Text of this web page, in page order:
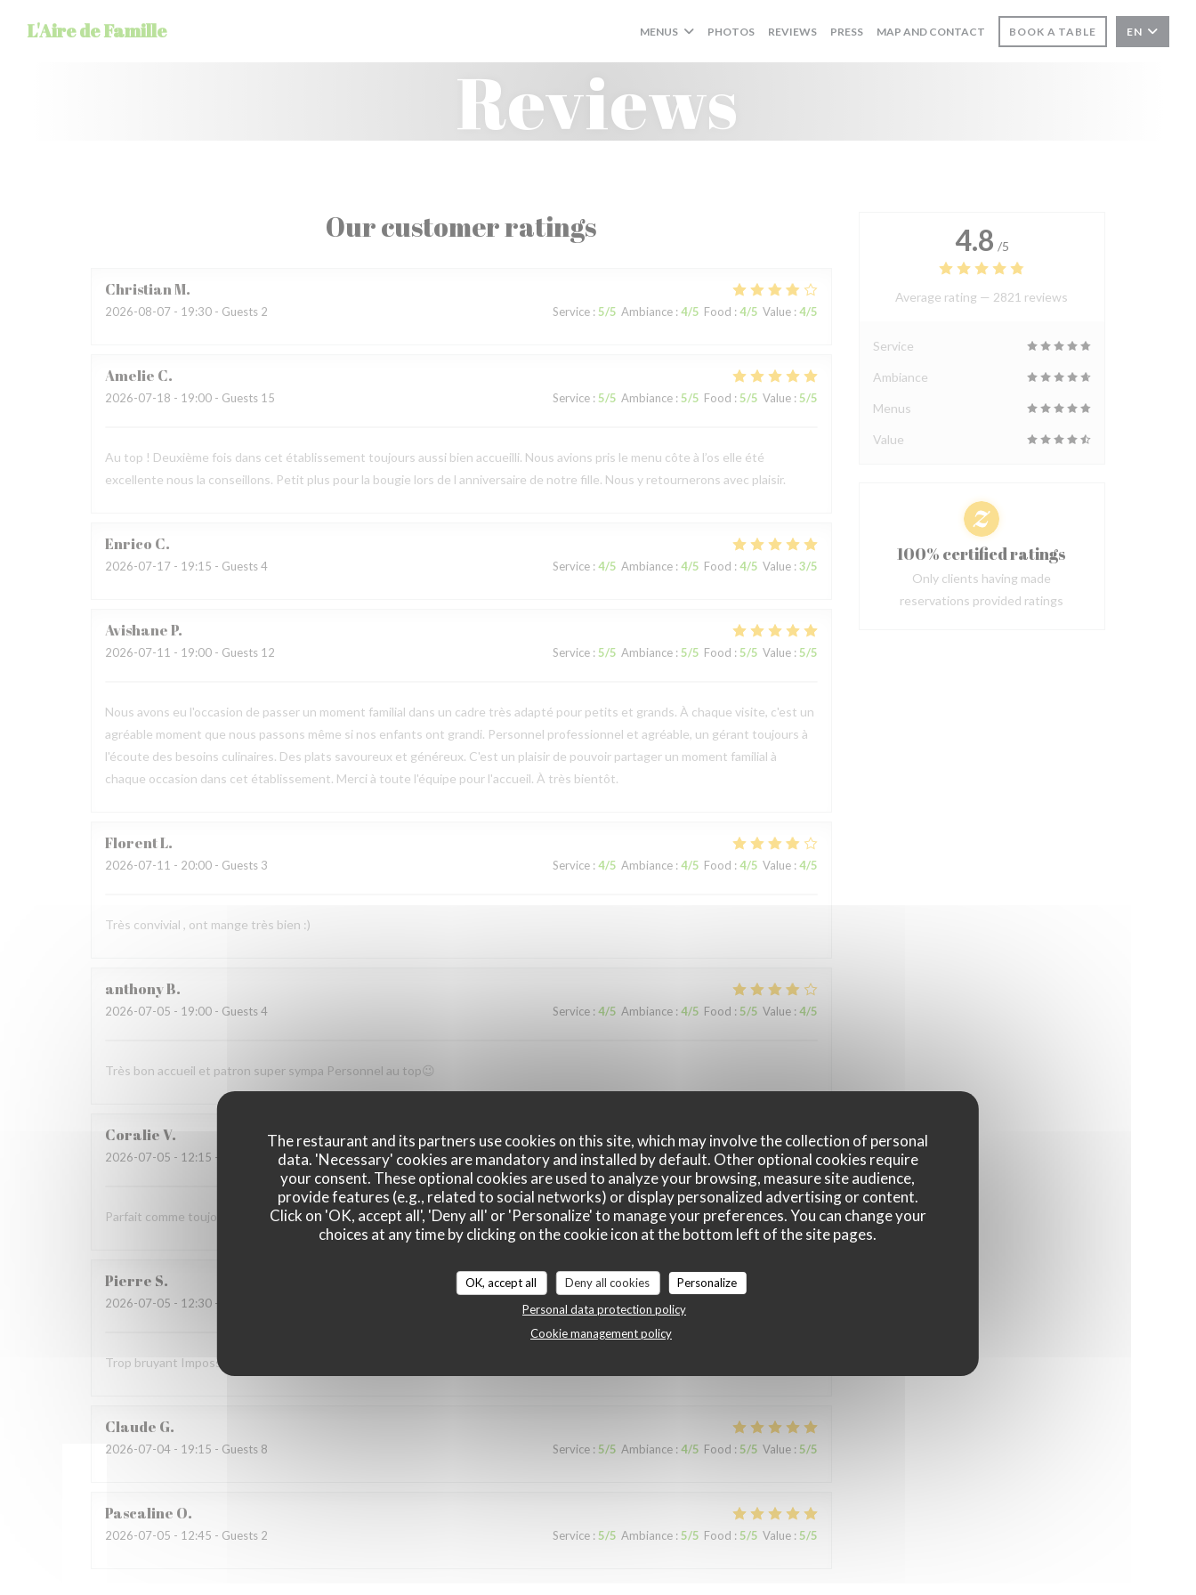
The restaurant and its partners use cookies on this site, which may involve the collection of personal
data. 'Necessary' cookies are mandatory and installed by default. Other optional cookies require
your consent. These optional cookies are used to analyze your browsing, measure site audience,
provide features (e.g., related to social networks) or display personalized advertising or content.
Click on 'OK, accept all', 'Deny all' or 'Personalize' to manage your preferences. You can change your
choices at any time by clicking on the cookie icon at the bottom left of the site pages.
OK, accept all Deny all cookies
Personalize
Personal data protection policy
Cookie management policy
L'Aire de Famille MENUS PHOTOS REVIEWS PRESS MAP AND CONTACT BOOK A TABLE EN
Reviews
Our customer ratings
ChristianM
2026-08-07 - 19:30 - Guests 2 Service: 5/5 Ambiance: 4/5 Food : 4/5 Value: 4/5
Amelie C
2026-07-18 - 19:00 - Guests 15 Service: 5/5 Ambiance: 5/5 Food : 5/5 Value: 5/5
Au top ! Deuxième fois dans cet établissement toujours aussi bien accueilli. Nous avions pris le menu côte à l’os elle été
excellente nous la conseillons. Petit plus pour la bougie lors de l anniversaire de notre fille. Nous y retournerons avec plaisir.
Enrico C
2026-07-17 - 19:15 - Guests 4 Service: 4/5 Ambiance: 4/5 Food : 4/5 Value: 3/5
AvishaneP
2026-07-11 - 19:00 - Guests 12 Service: 5/5 Ambiance: 5/5 Food : 5/5 Value: 5/5
Nous avons eu l'occasion de passer un moment familial dans un cadre très adapté pour petits et grands. À chaque visite, c'est un
agréable moment que nous passons même si nos enfants ont grandi. Personnel professionnel et agréable, un gérant toujours à
l'écoute des besoins culinaires. Des plats savoureux et généreux. C'est un plaisir de pouvoir partager un moment familial à
chaque occasion dans cet établissement. Merci à toute l'équipe pour l'accueil. À très bientôt.
FlorentL
2026-07-11 - 20:00 - Guests 3 Service: 4/5 Ambiance: 4/5 Food : 4/5 Value: 4/5
Très convivial , ont mange très bien :)
anthonyB
2026-07-05 - 19:00 - Guests 4 Service: 4/5 Ambiance: 4/5 Food : 5/5 Value: 4/5
Très bon accueil et patron super sympa Personnel au top😉
CoralieV
2026-07-05 - 12:15 - Guests 4 Service:5/5 Ambiance:5/5 Food:5/5 Value:5/5
Parfait comme toujours !
Pierre S
2026-07-05 - 12:30 - Guests 9 Service Ambiance:
Trop bruyant Impossible de parler Salade Caesar avec du poulet chaud …
Claude G
2026-07-04 - 19:15 - Guests 8 Service: 5/5 Ambiance: 4/5 Food : 5/5 Value: 5/5
Pascaline O
2026-07-05 - 12:45 - Guests 2 Service: 5/5 Ambiance: 5/5 Food : 5/5 Value: 5/5
4.8 /5
Average rating — 2821 reviews
Service
Ambiance
Menus
Value
100% certified ratings
Only clients having made
reservations provided ratings